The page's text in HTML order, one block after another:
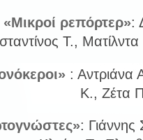
«Μικροί ρεπόρτερ»:
Τ.,
:
Κ., Ζέτα
: